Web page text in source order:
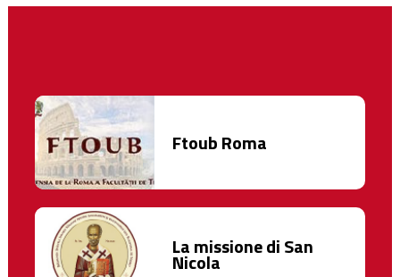
Ftoub Roma
La missione di San
Nicola